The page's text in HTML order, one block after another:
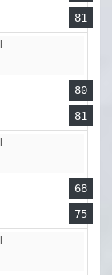
81
80
81
68
75